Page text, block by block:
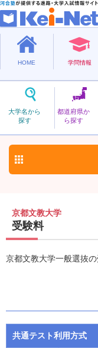
HOME 学問情報
大学名から
探す
都道府県か
ら探す
私立
きょうとぶんきょう
京都文
京都文教大学
受験料
京都文教大学一般選抜の
共通テスト利用方式